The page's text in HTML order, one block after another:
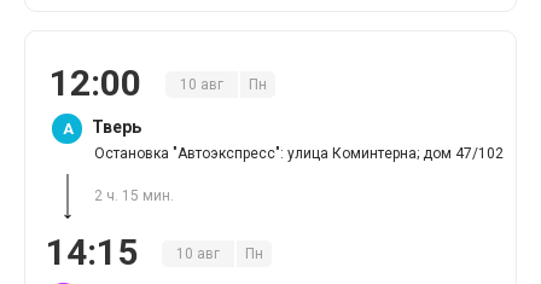
12:00 10 авг Пн
A Тверь
Остановка "Автоэкспресс": улица Коминтерна; дом 47/102
2 ч. 15 мин.
14:15 10 авг Пн